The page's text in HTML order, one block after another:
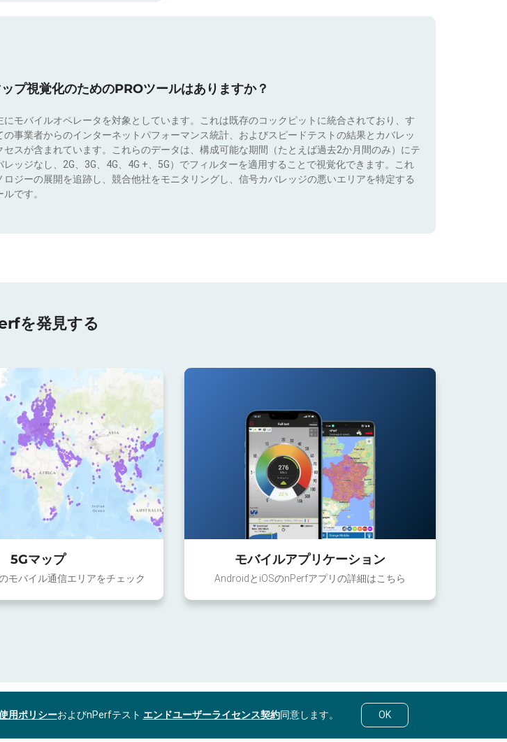
プ視覚化のためのPROツールはありますか？
にモバイルオペレータを対象としています。これは既存のコックピットに統合されており、す
の事業者からのインターネットパフォーマンス統計、およびスピードテストの結果とカバレッ
セスが含まれています。これらのデータは、構成可能な期間（たとえば過去2か月間のみ）にテ
レッジなし、2G、3G、4G、4G +、5G）でフィルターを適用することで視覚化できます。これ
ロジーの展開を追跡し、競合他社をモニタリングし、信号カバレッジの悪いエリアを特定する
です。
を発見する
5Gマップ
モバイル通信エリアをチェック
モバイルアプリケーション
AndroidとiOSのnPerfアプリの詳細はこちら
用ポリシーおよびnPerfテスト エンドユーザーライセンス契約同意します。 OK